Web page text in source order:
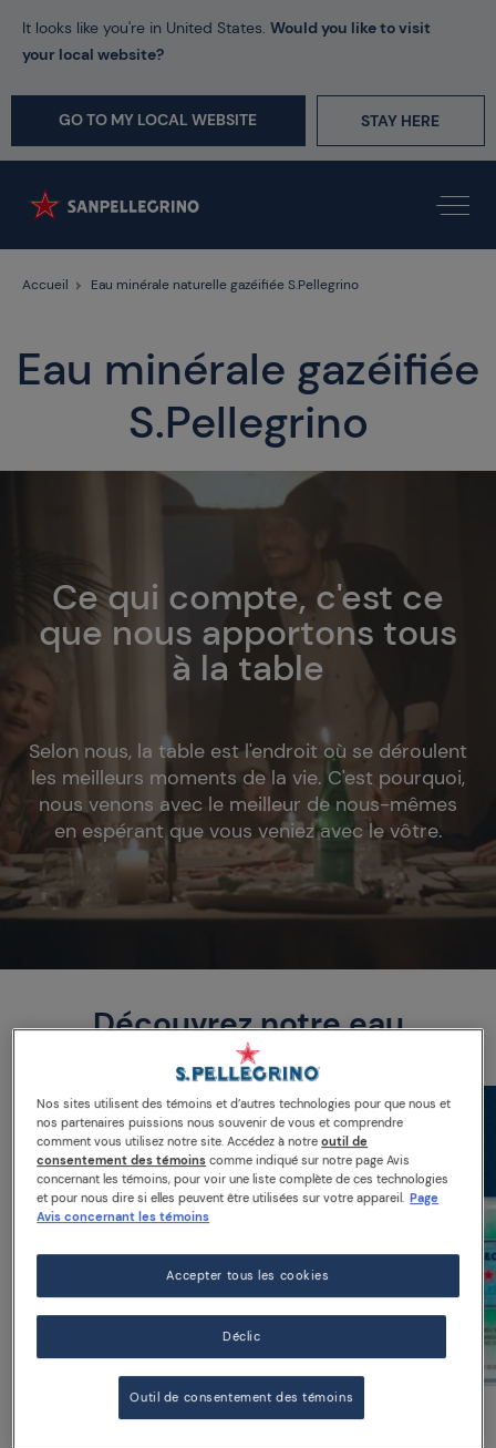
It looks like you're in United States. Would you like to visit
your local website?
GO TO MY LOCAL WEBSITE STAY HERE
Accueil Eau minérale naturelle gazéifiée S.Pellegrino
Eau minérale gazéifiée
S.Pellegrino
Ce qui compte, c'est ce
que nous apportons tous
à la table
Selon nous, la table est l'endroit où se déroulent
les meilleurs moments de la vie. C'est pourquoi,
nous venons avec le meilleur de nous-mêmes
en espérant que vous veniez avec le vôtre.
Découvrez notre eau
Nos sites utilisent des témoins et d’autres technologies pour que nous et
nos partenaires puissions nous souvenir de vous et comprendre
comment vous utilisez notre site. Accédez à notreoutil de
consentement des témoins comme indiqué sur notre page Avis
concernant les témoins, pour voir une liste complète de ces technologies
et pour nous dire si elles peuvent être utilisées sur votre appareil. Page
Avis concernant les témoins
Déclic
Accepter tous les cookies
Outil de consentement des témoins